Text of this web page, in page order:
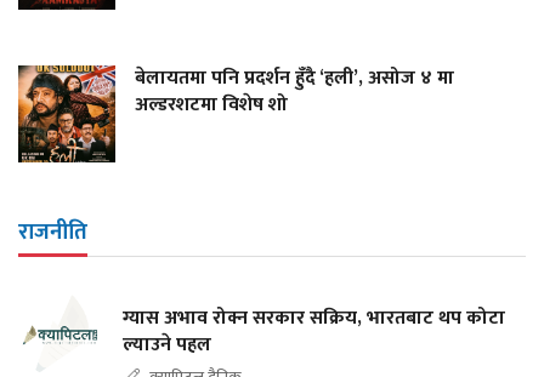
बेलायतमा पनि प्रदर्शन हुँदै ‘हली’, असोज ४ मा
अल्डरशटमा विशेष शो
राजनीति
ग्यास अभाव रोक्न सरकार सक्रिय, भारतबाट थप कोटा
ल्याउने पहल